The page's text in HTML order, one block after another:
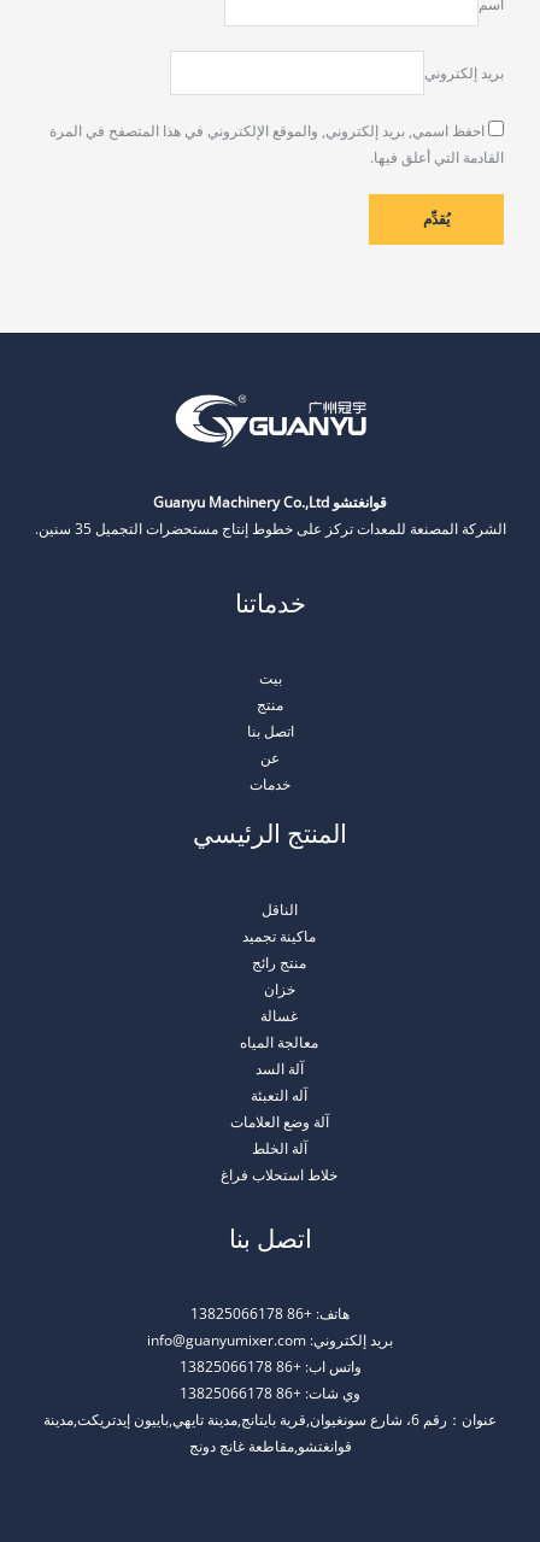
اسم
بريد إلكتروني
احفظ اسمي, بريد إلكتروني, والموقع الإلكتروني في هذا المتصفح في المرة
القادمة التي أعلق فيها.
قوانغتشو Guanyu Machinery Co.,Ltd
الشركة المصنعة للمعدات تركز على خطوط إنتاج مستحضرات التجميل 35 سنين.
خدماتنا
بيت
منتج
اتصل بنا
عن
خدمات
المنتج الرئيسي
الناقل
ماكينة تجميد
منتج رائج
خزان
غسالة
معالجة المياه
آلة السد
آله التعبئة
آلة وضع العلامات
آلة الخلط
خلاط استحلاب فراغ
اتصل بنا
هاتف: +86 13825066178
بريد إلكتروني: info@guanyumixer.com
واتس اب: +86 13825066178
وي شات: +86 13825066178
عنوان：رقم 6، شارع سونغيوان,قرية بايتانج,مدينة تايهي,باييون إيدتريكت,مدينة
قوانغتشو,مقاطعة غانج دونج